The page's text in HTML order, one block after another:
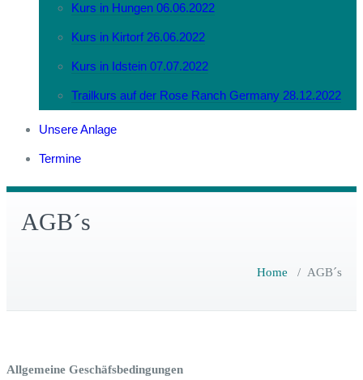
Kurs in Hungen 06.06.2022
Kurs in Kirtorf 26.06.2022
Kurs in Idstein 07.07.2022
Trailkurs auf der Rose Ranch Germany 28.12.2022
Unsere Anlage
Termine
AGB´s
Home / AGB´s
Allgemeine Geschäfsbedingungen